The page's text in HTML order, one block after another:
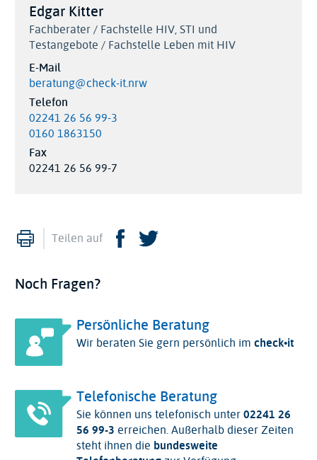
Edgar Kitter
Fachberater / Fachstelle HIV, STI und
Testangebote / Fachstelle Leben mit HIV
E-Mail
beratung@check-it.nrw
Telefon
02241 26 56 99-3
0160 1863150
Fax
02241 26 56 99-7
Drucken
Teilen auf Facebook
Noch Fragen?
Persönliche Beratung
Wir beraten Sie gern persönlich im check•it
Telefonische Beratung
Sie können uns telefonisch unter02241 26
56 99-3 erreichen. Außerhalb dieser Zeiten
steht ihnen die bundesweite